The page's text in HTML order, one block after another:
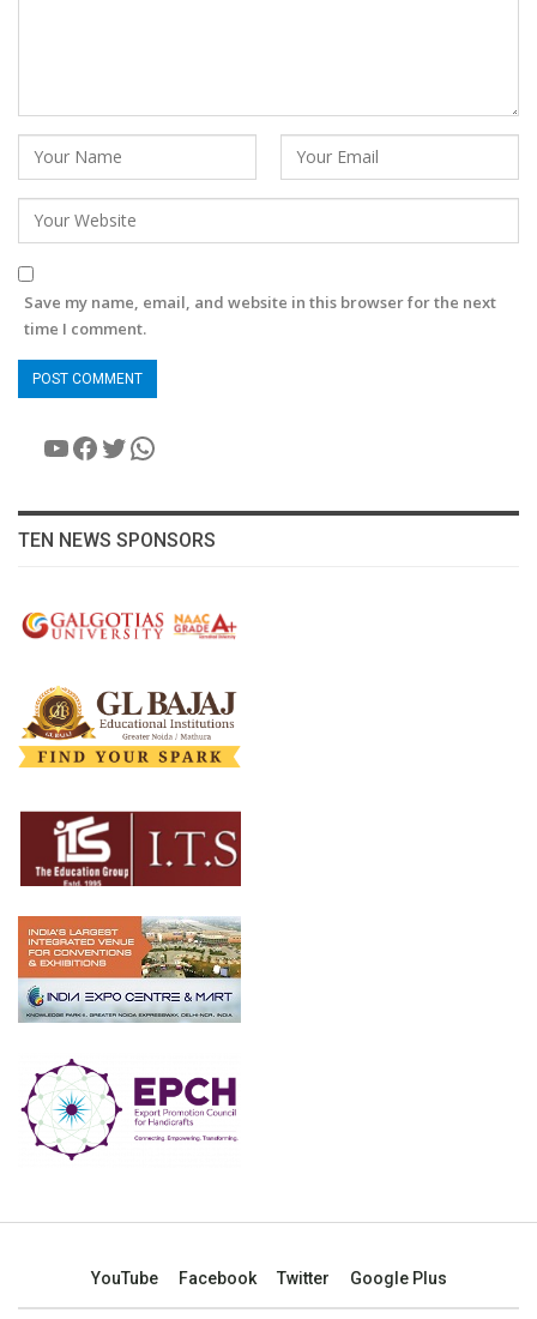
Save my name, email, and website in this browser for the next
time I comment.
YouTube
Facebook
Twitter
WhatsApp
TEN NEWS SPONSORS
YouTube Facebook Twitter Google Plus